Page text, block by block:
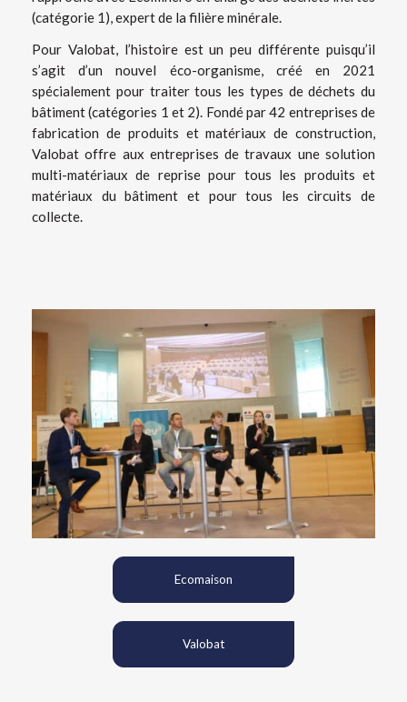
(catégorie 1), expert de la filière minérale.
Pour Valobat, l’histoire est un peu différente puisqu’il
s’agit d’un nouvel éco-organisme, créé en 2021
spécialement pour traiter tous les types de déchets du
bâtiment (catégories 1 et 2). Fondé par 42 entreprises de
fabrication de produits et matériaux de construction,
Valobat offre aux entreprises de travaux une solution
multi-matériaux de reprise pour tous les produits et
matériaux du bâtiment et pour tous les circuits de
collecte.
Ecomaison
Valobat